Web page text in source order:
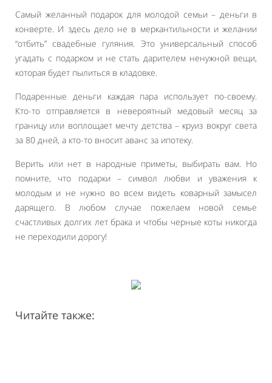
Самый желанный подарок для молодой семьи – деньги в
конверте. И здесь дело не в меркантильности и желании
“отбить” свадебные гуляния. Это универсальный способ
угадать с подарком и не стать дарителем ненужной вещи,
которая будет пылиться в кладовке.
Подаренные деньги каждая пара использует по-своему.
Кто-то отправляется в невероятный медовый месяц за
границу или воплощает мечту детства – круиз вокруг света
за 80 дней, а кто-то вносит аванс за ипотеку.
Верить или нет в народные приметы, выбирать вам. Но
помните, что подарки – символ любви и уважения к
молодым и не нужно во всем видеть коварный замысел
дарящего. В любом случае пожелаем новой семье
счастливых долгих лет брака и чтобы черные коты никогда
не переходили дорогу!
Читайте также: